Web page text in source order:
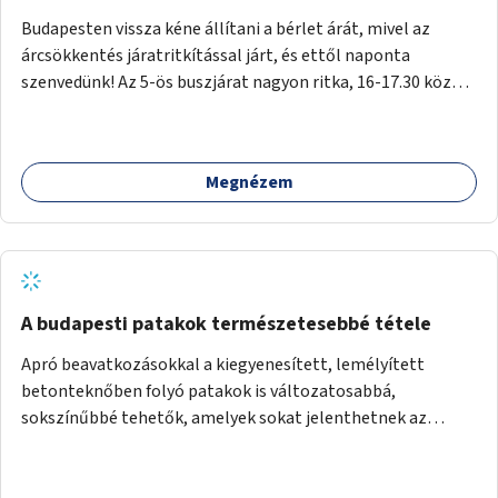
Budapesten vissza kéne állítani a bérlet árát, mivel az
árcsökkentés járatritkítással járt, és ettől naponta
szenvedünk! Az 5-ös buszjárat nagyon ritka, 16-17.30 között
kell utaznunk, gyerekkel együtt minden nap. Sokkal többet
érnénk vele, ha növelnék a bérlet árát és gyakorítanák a
megéreznénk.
Megnézem
A budapesti patakok természetesebbé tétele
Apró beavatkozásokkal a kiegyenesített, lemélyített
betonteknőben folyó patakok is változatosabbá,
sokszínűbbé tehetők, amelyek sokat jelenthetnek az